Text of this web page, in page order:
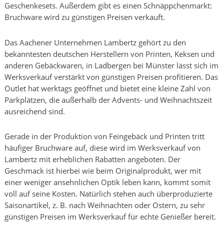
Geschenkesets. Außerdem gibt es einen Schnäppchenmarkt:
Bruchware wird zu günstigen Preisen verkauft.
Das Aachener Unternehmen Lambertz gehört zu den
bekanntesten deutschen Herstellern von Printen, Keksen und
anderen Gebäckwaren, in Ladbergen bei Münster lässt sich im
Werksverkauf verstärkt von günstigen Preisen profitieren. Das
Outlet hat werktags geöffnet und bietet eine kleine Zahl von
Parkplätzen, die außerhalb der Advents- und Weihnachtszeit
ausreichend sind.
Gerade in der Produktion von Feingebäck und Printen tritt
häufiger Bruchware auf, diese wird im Werksverkauf von
Lambertz mit erheblichen Rabatten angeboten. Der
Geschmack ist hierbei wie beim Originalprodukt, wer mit
einer weniger ansehnlichen Optik leben kann, kommt somit
voll auf seine Kosten. Natürlich stehen auch überproduzierte
Saisonartikel, z. B. nach Weihnachten oder Ostern, zu sehr
günstigen Preisen im Werksverkauf für echte Genießer bereit.